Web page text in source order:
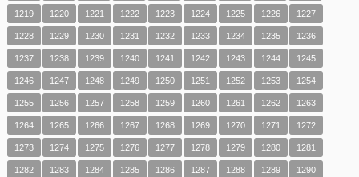
1219 1220 1221 1222 1223 1224 1225 1226 1227
1228 1229 1230 1231 1232 1233 1234 1235 1236
1237 1238 1239 1240 1241 1242 1243 1244 1245
1246 1247 1248 1249 1250 1251 1252 1253 1254
1255 1256 1257 1258 1259 1260 1261 1262 1263
1264 1265 1266 1267 1268 1269 1270 1271 1272
1273 1274 1275 1276 1277 1278 1279 1280 1281
1282 1283 1284 1285 1286 1287 1288 1289 1290